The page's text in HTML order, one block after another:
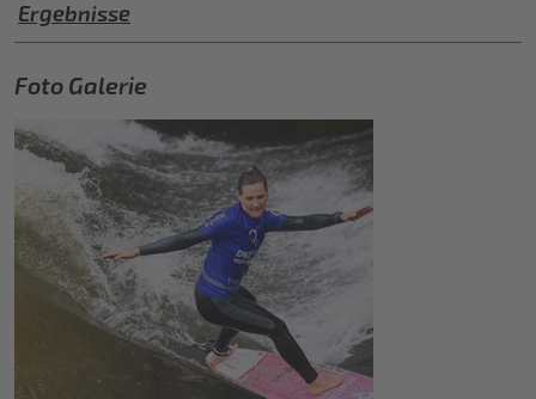
Ergebnisse
Foto Galerie